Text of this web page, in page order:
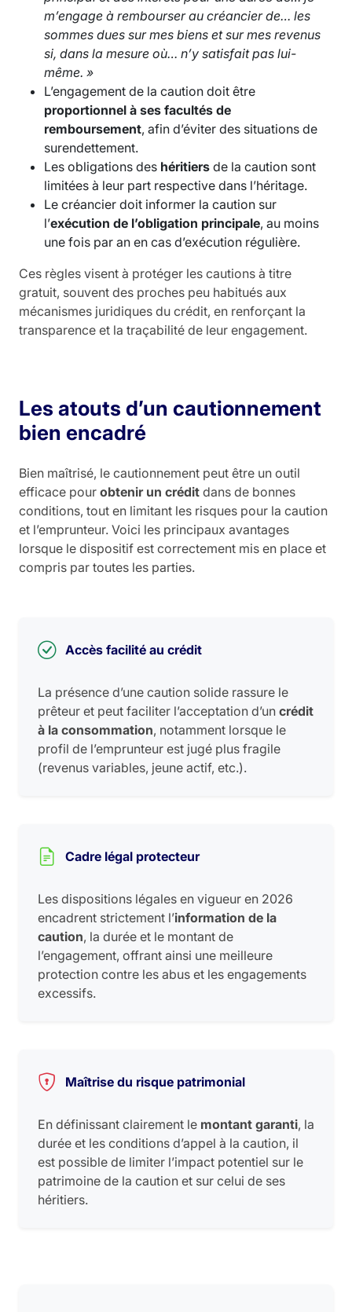
m’engage à rembourser au créancier de… les
sommes dues sur mes biens et sur mes revenus
si, dans la mesure où… n’y satisfait pas lui-
même. »
L’engagement de la caution doit être
proportionnel à ses facultés de
remboursement, afin d’éviter des situations de
surendettement.
Les obligations des héritiers de la caution sont
limitées à leur part respective dans l’héritage.
Le créancier doit informer la caution sur
l’exécution de l’obligation principale, au moins
une fois par an en cas d’exécution régulière.
Ces règles visent à protéger les cautions à titre
gratuit, souvent des proches peu habitués aux
mécanismes juridiques du crédit, en renforçant la
transparence et la traçabilité de leur engagement.
Les atouts d’un cautionnement
bien encadré
Bien maîtrisé, le cautionnement peut être un outil
efficace pour obtenir un crédit dans de bonnes
conditions, tout en limitant les risques pour la caution
et l’emprunteur. Voici les principaux avantages
lorsque le dispositif est correctement mis en place et
compris par toutes les parties.
Accès facilité au crédit
La présence d’une caution solide rassure le
prêteur et peut faciliter l’acceptation d’un crédit
à la consommation, notamment lorsque le
profil de l’emprunteur est jugé plus fragile
(revenus variables, jeune actif, etc.).
Cadre légal protecteur
Les dispositions légales en vigueur en 2026
encadrent strictement l’information de la
caution, la durée et le montant de
l’engagement, offrant ainsi une meilleure
protection contre les abus et les engagements
excessifs.
Maîtrise du risque patrimonial
En définissant clairement le montant garanti, la
durée et les conditions d’appel à la caution, il
est possible de limiter l’impact potentiel sur le
patrimoine de la caution et sur celui de ses
héritiers.